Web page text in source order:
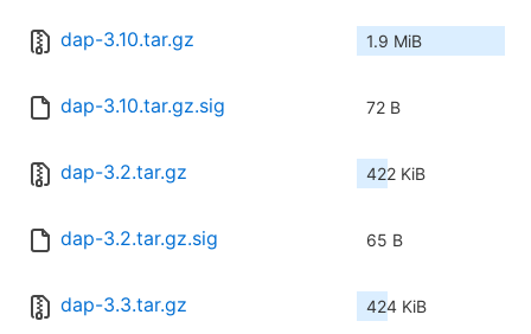
dap-3.10.tar.gz 1.9 MiB
dap-3.10.tar.gz.sig 72 B
dap-3.2.tar.gz 422 KiB
dap-3.2.tar.gz.sig 65 B
dap-3.3.tar.gz 424 KiB